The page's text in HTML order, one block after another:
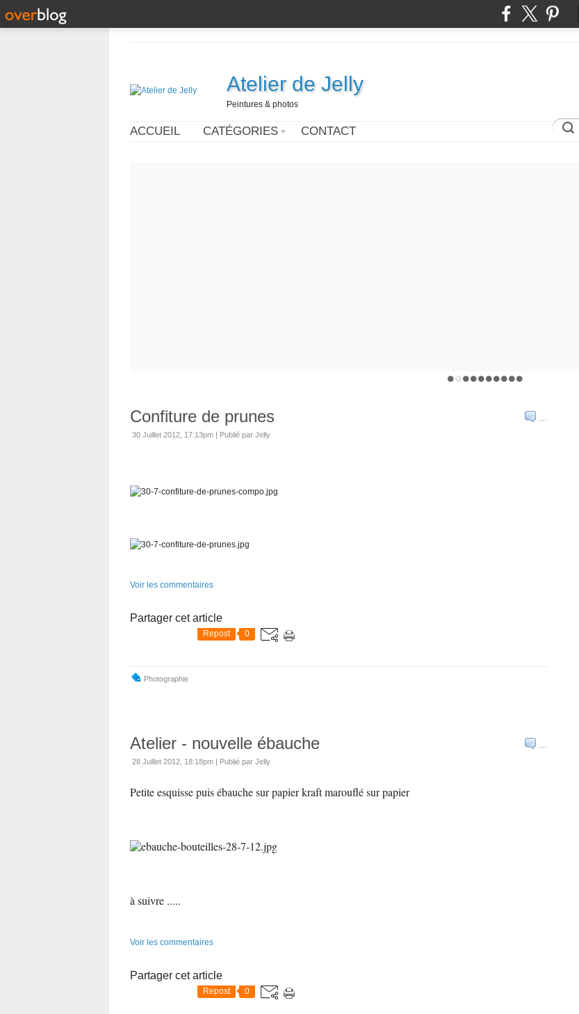
Atelier de Jelly
Peintures & photos
ACCUEIL CATÉGORIES CONTACT
…
Confiture de prunes
30 Juillet 2012, 17:13pm | Publié par Jelly
Voir les commentaires
Partager cet article
Repost 0
Photographie
…
Atelier - nouvelle ébauche
28 Juillet 2012, 18:18pm | Publié par Jelly
Petite esquisse puis ébauche sur papier kraft marouflé sur papier
à suivre .....
Voir les commentaires
Partager cet article
Repost 0